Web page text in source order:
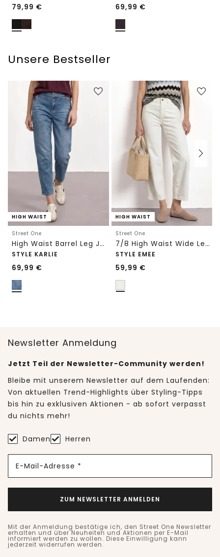
79,99 €
69,99 €
Unsere Bestseller
HIGH WAIST
Street One
High Waist Barrel Leg Jeans im Loose Fit
STYLE KARLIE
69,99 €
HIGH WAIST
Street One
7/8 High Waist Wide Leg Jeans im Loose Fit
STYLE EMEE
59,99 €
Newsletter Anmeldung
Jetzt Teil der Newsletter-Community werden!
Bleibe mit unserem Newsletter auf dem Laufenden:
Von aktuellen Trend-Highlights über Styling-Tipps
bis hin zu exklusiven Aktionen - ab sofort verpasst
du nichts mehr!
Damen Herren
E-Mail-Adresse *
ZUM NEWSLETTER ANMELDEN
Mit der Anmeldung bestätige ich, den Street One Newsletter
erhalten und über Neuheiten und Aktionen per E-Mail
informiert werden zu wollen. Diese Einwilligung kann
jederzeit widerrufen werden.